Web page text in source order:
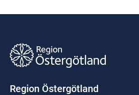
Region Östergötland